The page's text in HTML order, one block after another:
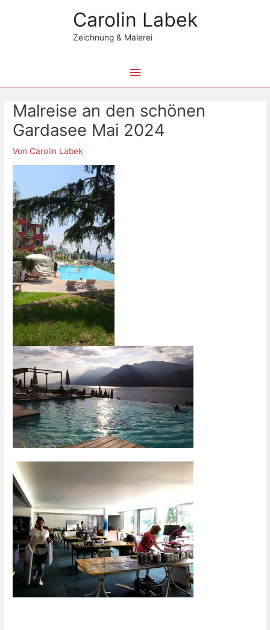
Carolin Labek
Zeichnung & Malerei
Hauptmenü
Malreise an den schönen
Gardasee Mai 2024
VonCarolin Labek